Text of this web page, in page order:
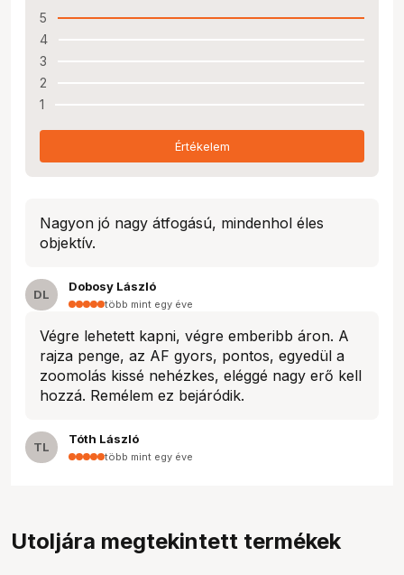
5
4
3
2
1
Értékelem
Nagyon jó nagy átfogású, mindenhol éles
objektív.
DL
Dobosy László
több mint egy éve
Végre lehetett kapni, végre emberibb áron. A
rajza penge, az AF gyors, pontos, egyedül a
zoomolás kissé nehézkes, eléggé nagy erő kell
hozzá. Remélem ez bejáródik.
TL
Tóth László
több mint egy éve
Utoljára megtekintett termékek